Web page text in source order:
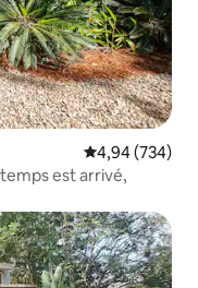
Note
4,94 (734)
est arrivé,
aimés